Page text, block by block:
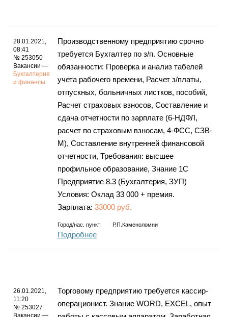
28.01.2021,
08:41
№ 253050
Вакансии —
Бухгалтерия
и финансы
Производственному предприятию срочно
требуется Бухгалтер по з/п. Основные
обязанности: Проверка и анализ табелей
учета рабочего времени, Расчет з/платы,
отпускных, больничных листков, пособий,
Расчет страховых взносов, Составление и
сдача отчетности по зарплате (6-НДФЛ,
расчет по страховым взносам, 4-ФСС, СЗВ-
М), Составление внутренней финансовой
отчетности, Требования: высшее
профильное образование, Знание 1С
Предприятие 8.3 (Бухгалтерия, ЗУП)
Условия: Оклад 33 000 + премия.
Зарплата: 33000 руб.
Город/нас. пункт: Р.п.Каменоломни
Подробнее
26.01.2021,
11:20
№ 253027
Торговому предприятию требуется кассир-
операционист. Знание WORD, EXCEL, опыт